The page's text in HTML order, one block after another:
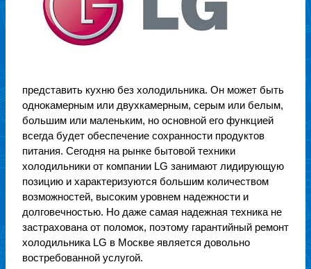
представить кухню без холодильника. Он может быть
однокамерным или двухкамерным, серым или белым,
большим или маленьким, но основной его функцией
всегда будет обеспечение сохранности продуктов
питания. Сегодня на рынке бытовой техники
холодильники от компании LG занимают лидирующую
позицию и характеризуются большим количеством
возможностей, высоким уровнем надежности и
долговечностью. Но даже самая надежная техника не
застрахована от поломок, поэтому гарантийный ремонт
холодильника LG в Москве является довольно
востребованной услугой.